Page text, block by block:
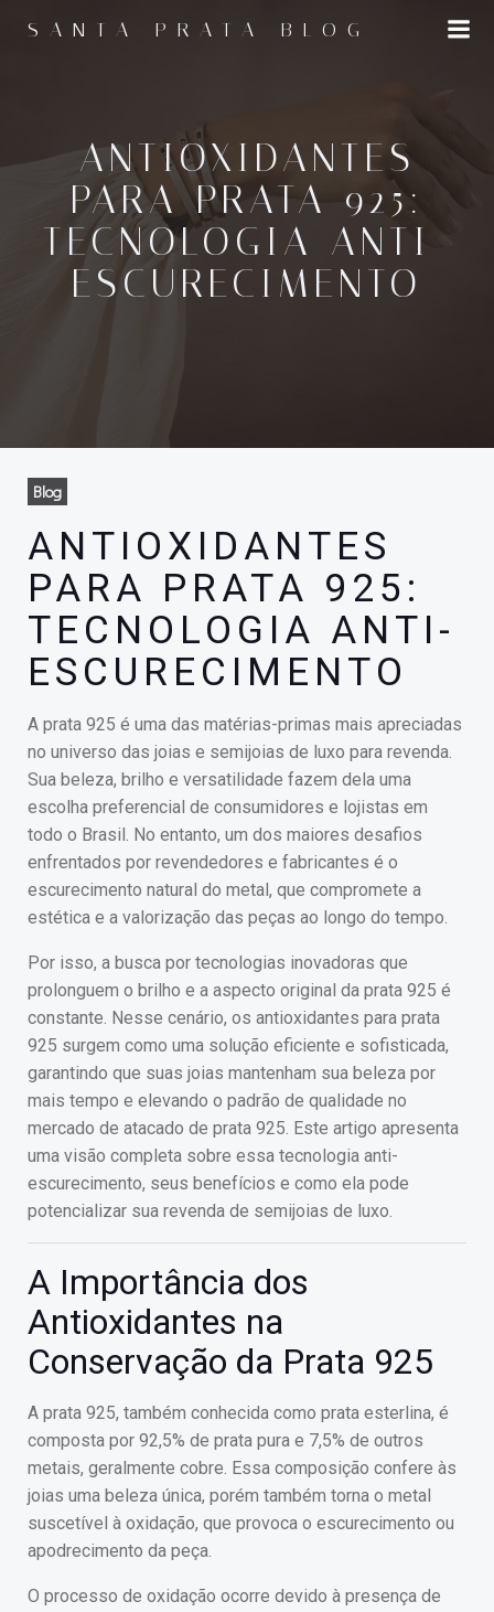
para
SANTA PRATA BLOG
ANTIOXIDANTES
PARA PRATA 925:
TECNOLOGIA ANTI-
ESCURECIMENTO
Blog
ANTIOXIDANTES
PARA PRATA 925:
TECNOLOGIA ANTI-
ESCURECIMENTO
A prata 925 é uma das matérias-primas mais apreciadas
no universo das joias e semijoias de luxo para revenda.
Sua beleza, brilho e versatilidade fazem dela uma
escolha preferencial de consumidores e lojistas em
todo o Brasil. No entanto, um dos maiores desafios
enfrentados por revendedores e fabricantes é o
escurecimento natural do metal, que compromete a
estética e a valorização das peças ao longo do tempo.
Por isso, a busca por tecnologias inovadoras que
prolonguem o brilho e a aspecto original da prata 925 é
constante. Nesse cenário, os antioxidantes para prata
925 surgem como uma solução eficiente e sofisticada,
garantindo que suas joias mantenham sua beleza por
mais tempo e elevando o padrão de qualidade no
mercado de atacado de prata 925. Este artigo apresenta
uma visão completa sobre essa tecnologia anti-
escurecimento, seus benefícios e como ela pode
potencializar sua revenda de semijoias de luxo.
A Importância dos
Antioxidantes na
Conservação da Prata 925
A prata 925, também conhecida como prata esterlina, é
composta por 92,5% de prata pura e 7,5% de outros
metais, geralmente cobre. Essa composição confere às
joias uma beleza única, porém também torna o metal
suscetível à oxidação, que provoca o escurecimento ou
apodrecimento da peça.
O processo de oxidação ocorre devido à presença de